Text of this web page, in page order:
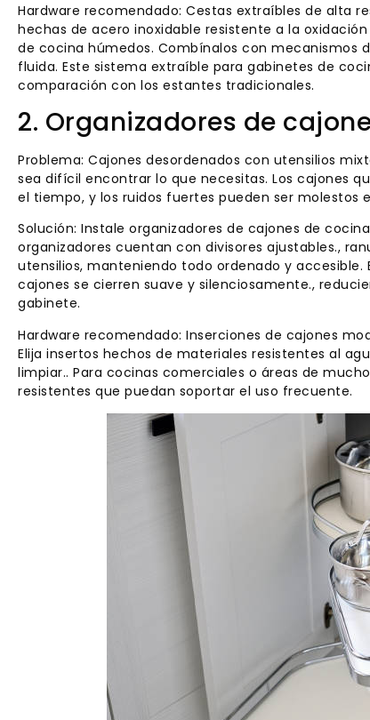
Hardware recomendado: Cestas extraíbles de alta
hechas de acero inoxidable resistente a la
de cocina húmedos. Combínalos con mecanismos
fluida. Este sistema extraíble para gabinetes de
comparación con los estantes tradicionales.
2. Organizadores de
Problema: Cajones desordenados con utensilios
sea difícil encontrar lo que necesitas. Los cajones
el tiempo, y los ruidos fuertes pueden ser molestos
Solución: Instale organizadores de cajones de
organizadores cuentan con divisores ajustables.,
utensilios, manteniendo todo ordenado y
cajones se cierren suave y silenciosamente.,
gabinete.
Hardware recomendado: Inserciones de cajones
Elija insertos hechos de materiales resistentes al
limpiar.. Para cocinas comerciales o áreas de
resistentes que puedan soportar el uso frecuente.